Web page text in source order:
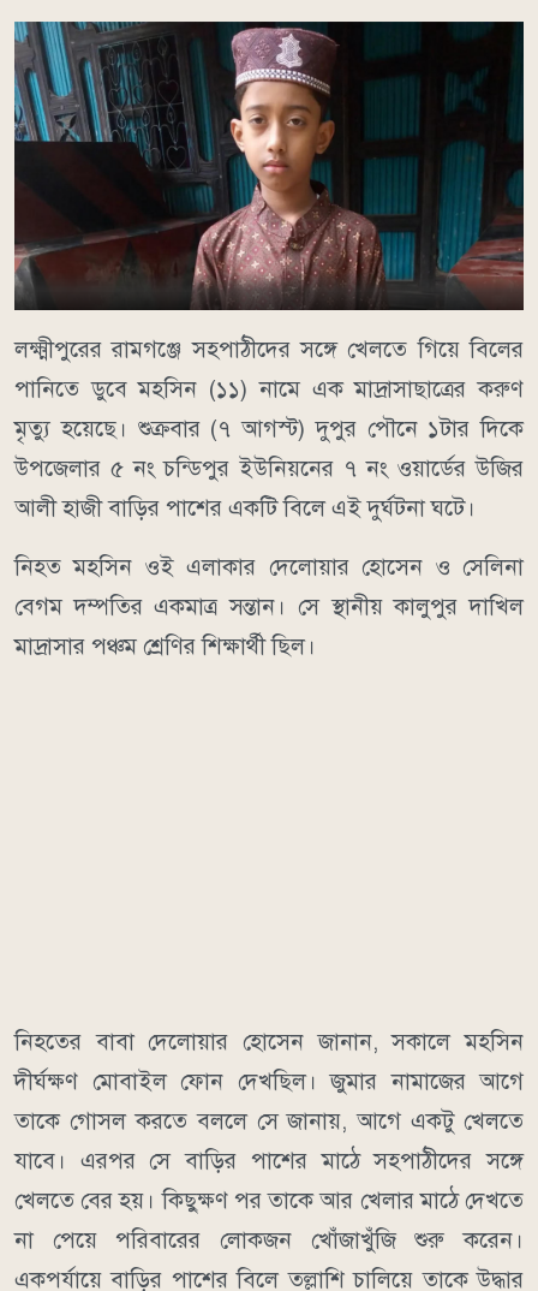
লক্ষ্মীপুরের রামগঞ্জে সহপাঠীদের সঙ্গে খেলতে গিয়ে বিলের
পানিতে ডুবে মহসিন (১১) নামে এক মাদ্রাসাছাত্রের করুণ
মৃত্যু হয়েছে। শুক্রবার (৭ আগস্ট) দুপুর পৌনে ১টার দিকে
উপজেলার ৫ নং চন্ডিপুর ইউনিয়নের ৭ নং ওয়ার্ডের উজির
আলী হাজী বাড়ির পাশের একটি বিলে এই দুর্ঘটনা ঘটে।
নিহত মহসিন ওই এলাকার দেলোয়ার হোসেন ও সেলিনা
বেগম দম্পতির একমাত্র সন্তান। সে স্থানীয় কালুপুর দাখিল
মাদ্রাসার পঞ্চম শ্রেণির শিক্ষার্থী ছিল।
নিহতের বাবা দেলোয়ার হোসেন জানান, সকালে মহসিন
দীর্ঘক্ষণ মোবাইল ফোন দেখছিল। জুমার নামাজের আগে
তাকে গোসল করতে বললে সে জানায়, আগে একটু খেলতে
যাবে। এরপর সে বাড়ির পাশের মাঠে সহপাঠীদের সঙ্গে
খেলতে বের হয়। কিছুক্ষণ পর তাকে আর খেলার মাঠে দেখতে
না পেয়ে পরিবারের লোকজন খোঁজাখুঁজি শুরু করেন।
একপর্যায়ে বাড়ির পাশের বিলে তল্লাশি চালিয়ে তাকে উদ্ধার